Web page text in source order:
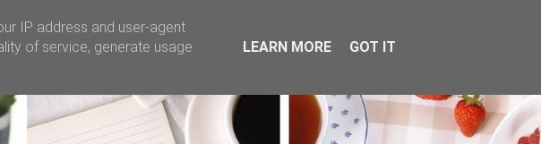
IP address and user-agent
of service, generate usage
LEARN MORE GOT IT